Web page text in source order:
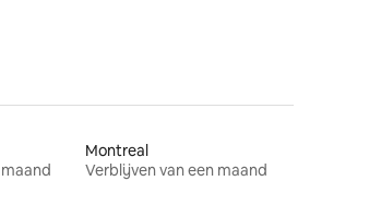
Montreal
Verblijven van een maand